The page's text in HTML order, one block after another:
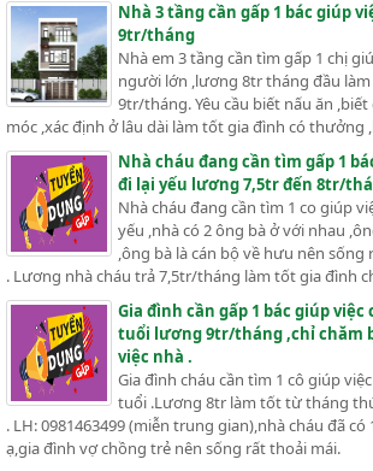
Nhà 3 tầng cần gấp 1 bác giúp
9tr/tháng
Nhà em 3 tầng cần tìm gấp 1 chị
người lớn ,lương 8tr tháng đầu
9tr/tháng. Yêu cầu biết nấu ăn
móc ,xác định ở lâu dài làm tốt gia đình có thưởng
Nhà cháu đang cần tìm gấp 1
đi lại yếu lương 7,5tr đến 8tr/
Nhà cháu đang cần tìm 1 co giúp
yếu ,nhà có 2 ông bà ở với nhau
,ông bà là cán bộ về hưu nên
. Lương nhà cháu trả 7,5tr/tháng làm tốt gia đình
Gia đình cần gấp 1 bác giúp việc
tuổi lương 9tr/tháng ,chỉ chăm
việc nhà .
Gia đình cháu cần tìm 1 cô giúp
tuổi .Lương 8tr làm tốt từ tháng
. LH: 0981463499 (miễn trung gian),nhà cháu đã
ạ,gia đình vợ chồng trẻ nên sống rất thoải mái.